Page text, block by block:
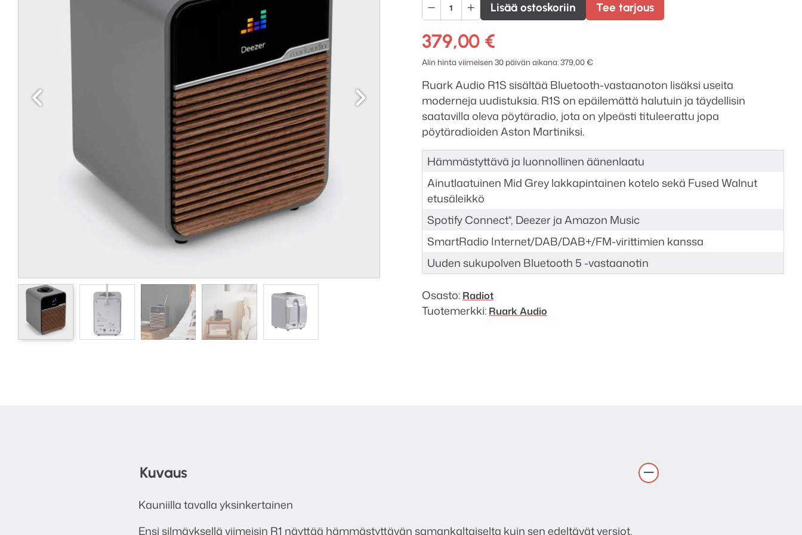
Ruark
Audio
R1S
pöytäradio
määrä
Lisää ostoskoriin Tee tarjous
379,00 €
Alin hinta viimeisen 30 päivän aikana:379,00€
Ruark Audio R1S sisältää Bluetooth-vastaanoton lisäksi useita
moderneja uudistuksia. R1S on epäilemättä halutuin ja täydellisin
saatavilla oleva pöytäradio, jota on ylpeästi tituleerattu jopa
pöytäradioiden Aston Martiniksi.
Hämmästyttävä ja luonnollinen äänenlaatu
Ainutlaatuinen Mid Grey lakkapintainen kotelo sekä Fused Walnut
etusäleikkö
Spotify Connect*, Deezer ja Amazon Music
SmartRadio Internet/DAB/DAB+/FM-virittimien kanssa
Uuden sukupolven Bluetooth 5 -vastaanotin
Osasto: Radiot
Tuotemerkki: Ruark Audio
Kuvaus
Kauniilla tavalla yksinkertainen
Ensi silmäyksellä viimeisin R1 näyttää hämmästyttävän samankaltaiselta kuin sen edeltävät versiot,